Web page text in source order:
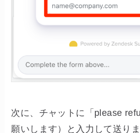
次に、チャットに「please
願いします）と入力して送りま